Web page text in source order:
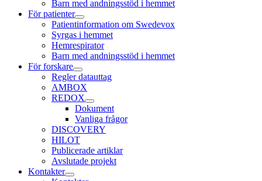
Barn med andningsstöd i hemmet
För patienter
Patientinformation om Swedevox
Syrgas i hemmet
Hemrespirator
Barn med andningsstöd i hemmet
För forskare
Regler datauttag
AMBOX
REDOX
Dokument
Vanliga frågor
DISCOVERY
HILOT
Publicerade artiklar
Avslutade projekt
Kontakter